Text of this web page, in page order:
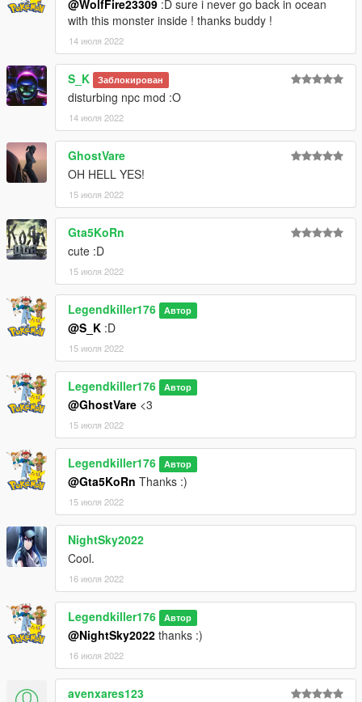
@WolfFire23309 :D sure i never go back in ocean
with this monster inside ! thanks buddy !
14 июля 2022
S_K Заблокирован
disturbing npc mod :O
14 июля 2022
GhostVare
OH HELL YES!
15 июля 2022
Gta5KoRn
cute :D
15 июля 2022
Legendkiller176 Автор
@S_K :D
15 июля 2022
Legendkiller176 Автор
@GhostVare <3
15 июля 2022
Legendkiller176 Автор
@Gta5KoRn Thanks :)
15 июля 2022
NightSky2022
Cool.
16 июля 2022
Legendkiller176 Автор
@NightSky2022 thanks :)
16 июля 2022
avenxares123